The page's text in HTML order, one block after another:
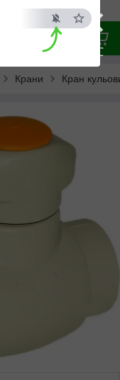
×
ESC
Крани Кран